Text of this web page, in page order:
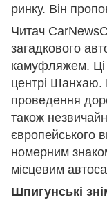
ринку. Він
Читач
загадкового
камуфляжем. Ці
центрі Шанхаю.
проведення
також
європейського
номерним
місцевим
Шпигунські